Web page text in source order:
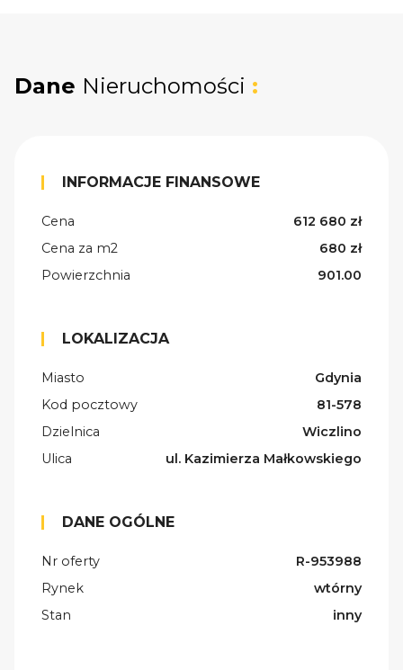
Dane Nieruchomości :
INFORMACJE FINANSOWE
Cena
612 680 zł
Cena za m2
680 zł
Powierzchnia
901.00
LOKALIZACJA
Miasto
Gdynia
Kod pocztowy
81-578
Dzielnica
Wiczlino
Ulica
ul. Kazimierza Małkowskiego
DANE OGÓLNE
Nr oferty
R-953988
Rynek
wtórny
Stan
inny